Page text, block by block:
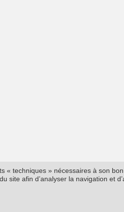
« techniques » nécessaires à son
site afin d’analyser la navigation et